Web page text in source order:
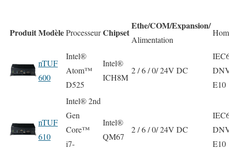
ProduitModèleProcesseurChipset
Ethe/COM/Expansion/
Alimentation
nTUF
600
Intel®
Atom™
D525
Intel®
ICH8M
2 / 6 / 0/ 24V DC
E10
nTUF
610
Intel® 2nd
Gen
Core™
i7-
Intel®
QM67
2 / 6 / 0/ 24V DC
E10